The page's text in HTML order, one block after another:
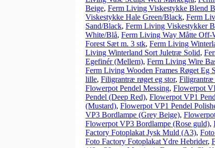
Beige, Ferm Living Viskestykke Blend
Viskestykke Hale Green/Black, Ferm
Sand/Black, Ferm Living Viskestykker
White/Blå, Ferm Living Way Måtte Off-
Forest Sæt m. 3 stk, Ferm Living
Living Winterland Sort Juletræ Solid,
Egefinér (Mellem), Ferm Living Wire
Ferm Living Wooden Frames Røget Eg
lille, Filigrantræ røget eg stor, Filigrantræ
Flowerpot Pendel Messing, Flowerpot
Pendel (Deep Red), Flowerpot VP1
(Mustard), Flowerpot VP1 Pendel
VP3 Bordlampe (Grey Beige),
Flowerpot VP3 Bordlampe (Rose guld),
Factory Fotoplakat Jysk Muld (A3),
Foto Factory Fotoplakat Ydre Hebrider,